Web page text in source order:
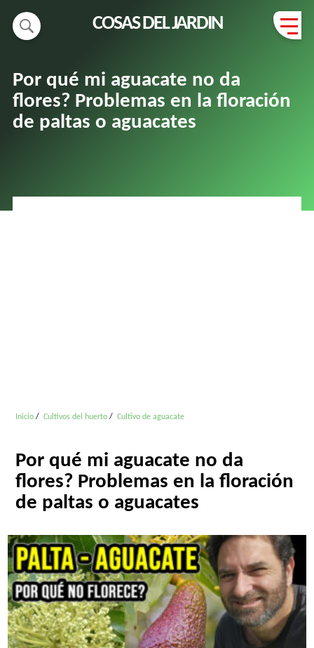
COSAS DEL JARDIN
Por qué mi aguacate no da
flores? Problemas en la floración
de paltas o aguacates
Inicio Cultivos del huerto Cultivo de aguacate
Por qué mi aguacate no da
flores? Problemas en la floración
de paltas o aguacates